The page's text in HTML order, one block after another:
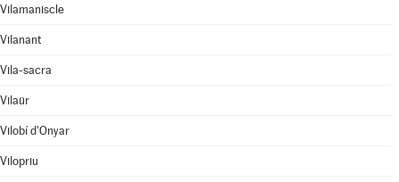
Vilamaniscle
Vilanant
Vila-sacra
Vilaür
Vilobí d'Onyar
Vilopriu